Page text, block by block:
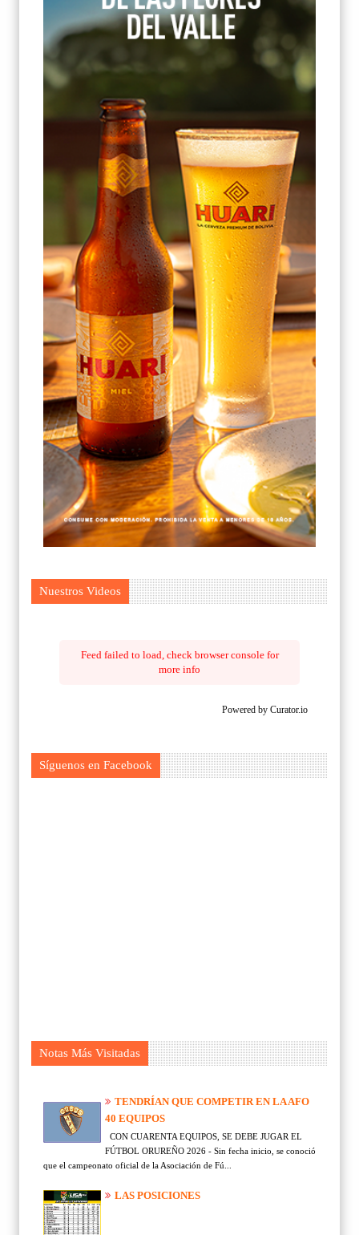
Nuestros Videos
Feed failed to load, check browser console for
more info
Powered by Curator.io
Síguenos en Facebook
Notas Más Visitadas
TENDRÍAN QUE COMPETIR EN LA AFO
40 EQUIPOS
CON CUARENTA EQUIPOS, SE DEBE JUGAR EL
FÚTBOL ORUREÑO 2026 - Sin fecha inicio, se conoció
que el campeonato oficial de la Asociación de Fú...
LAS POSICIONES